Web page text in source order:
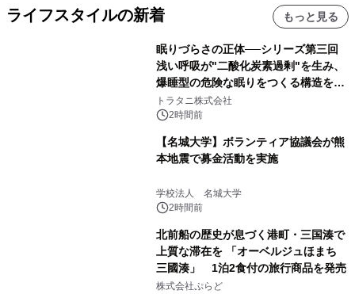
ライフスタイルの新着 もっと見る
眠りづらさの正体──シリーズ第三回
浅い呼吸が"二酸化炭素過剰"を生み、
爆睡型の危険な眠りをつくる構造を解
説
トラタニ株式会社
2時間前
【名城大学】ボランティア協議会が熊
本地震で募金活動を実施
学校法人 名城大学
2時間前
北前船の歴史が息づく港町・三国湊で
上質な滞在を 「オーベルジュほまち
三國湊」 1泊2食付の旅行商品を発売
株式会社ぷらど